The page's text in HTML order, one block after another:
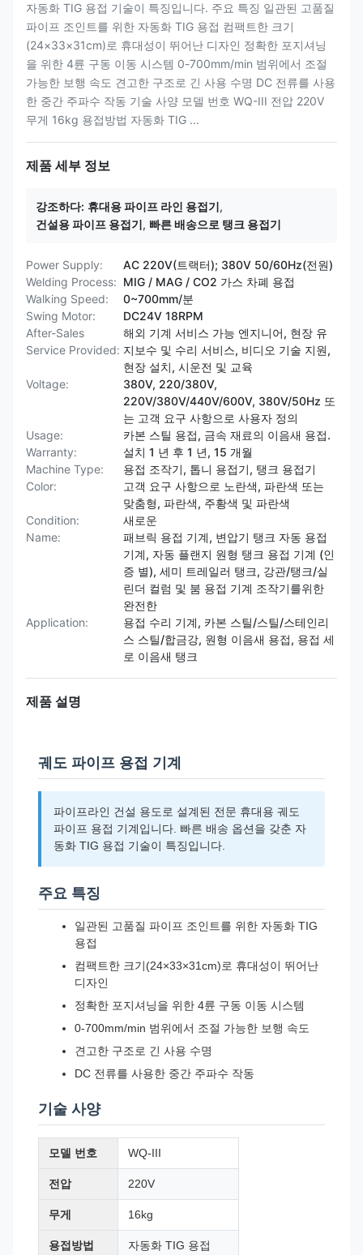
자동화 TIG 용접 기술이 특징입니다. 주요 특징 일관된 고품질
파이프 조인트를 위한 자동화 TIG 용접 컴팩트한 크기
(24×33×31cm)로 휴대성이 뛰어난 디자인 정확한 포지셔닝
을 위한 4륜 구동 이동 시스템 0-700mm/min 범위에서 조절
가능한 보행 속도 견고한 구조로 긴 사용 수명 DC 전류를 사용
한 중간 주파수 작동 기술 사양 모델 번호 WQ-III 전압 220V
무게 16kg 용접방법 자동화 TIG ...
제품 세부 정보
강조하다: 휴대용 파이프 라인 용접기,
건설용 파이프 용접기, 빠른 배송으로 탱크 용접기
Power Supply:
AC 220V(트랙터); 380V 50/60Hz(전원)
Welding Process: MIG / MAG / CO2 가스 차폐 용접
Walking Speed:
0~700mm/분
Swing Motor:
DC24V 18RPM
After-Sales
Service Provided:
해외 기계 서비스 가능 엔지니어, 현장 유
지보수 및 수리 서비스, 비디오 기술 지원,
현장 설치, 시운전 및 교육
Voltage:
380V, 220/380V,
220V/380V/440V/600V, 380V/50Hz 또
는 고객 요구 사항으로 사용자 정의
Usage:
카본 스틸 용접, 금속 재료의 이음새 용접.
Warranty:
설치 1 년 후 1 년, 15 개월
Machine Type:
용접 조작기, 톱니 용접기, 탱크 용접기
Color:
고객 요구 사항으로 노란색, 파란색 또는
맞춤형, 파란색, 주황색 및 파란색
Condition:
새로운
Name:
패브릭 용접 기계, 변압기 탱크 자동 용접
기계, 자동 플랜지 원형 탱크 용접 기계 (인
증 별), 세미 트레일러 탱크, 강관/탱크/실
린더 컬럼 및 붐 용접 기계 조작기를위한
완전한
Application:
용접 수리 기계, 카본 스틸/스틸/스테인리
스 스틸/합금강, 원형 이음새 용접, 용접 세
로 이음새 탱크
제품 설명
궤도 파이프 용접 기계
파이프라인 건설 용도로 설계된 전문 휴대용 궤도
파이프 용접 기계입니다. 빠른 배송 옵션을 갖춘 자
동화 TIG 용접 기술이 특징입니다.
주요 특징
일관된 고품질 파이프 조인트를 위한 자동화 TIG
용접
컴팩트한 크기(24×33×31cm)로 휴대성이 뛰어난
디자인
정확한 포지셔닝을 위한 4륜 구동 이동 시스템
0-700mm/min 범위에서 조절 가능한 보행 속도
견고한 구조로 긴 사용 수명
DC 전류를 사용한 중간 주파수 작동
기술 사양
모델 번호 WQ-III
전압 220V
무게 16kg
용접방법 자동화 TIG 용접